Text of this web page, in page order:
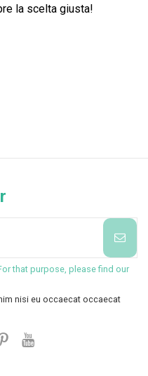
la scelta giusta!
that purpose, please find our
nisi eu occaecat occaecat